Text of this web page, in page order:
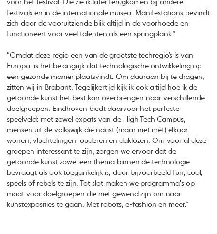
voor het festival. Die zie ik later terugkomen bij andere
festivals en in de internationale musea. Manifestations bevindt
zich door de vooruitziende blik altijd in de voorhoede en
functioneert voor veel talenten als een springplank.”
“Omdat deze regio een van de grootste techregio’s is van
Europa, is het belangrijk dat technologische ontwikkeling op
een gezonde manier plaatsvindt. Om daaraan bij te dragen,
zitten wij in Brabant. Tegelijkertijd kijk ik ook altijd hoe ik de
getoonde kunst het best kan overbrengen naar verschillende
doelgroepen. Eindhoven biedt daarvoor het perfecte
speelveld: met zowel expats van de High Tech Campus,
mensen uit de volkswijk die naast (maar niet mét) elkaar
wonen, vluchtelingen, ouderen en daklozen. Om voor al deze
groepen interessant te zijn, zorgen we ervoor dat de
getoonde kunst zowel een thema binnen de technologie
bevraagt als ook toegankelijk is, door bijvoorbeeld fun, cool,
speels of rebels te zijn. Tot slot maken we programma's op
maat voor doelgroepen die niet gewend zijn om naar
kunstexposities te gaan. Met robots, e-fashion en meer.”